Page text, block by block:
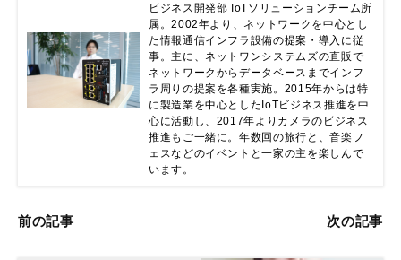
ビジネス開発部 IoTソリューションチーム所
属。2002年より、ネットワークを中心とし
た情報通信インフラ設備の提案・導入に従
事。主に、ネットワンシステムズの直販で
ネットワークからデータベースまでインフ
ラ周りの提案を各種実施。2015年からは特
に製造業を中心としたIoTビジネス推進を中
心に活動し、2017年よりカメラのビジネス
推進もご一緒に。年数回の旅行と、音楽フ
ェスなどのイベントと一家の主を楽しんで
います。
前の記事 次の記事